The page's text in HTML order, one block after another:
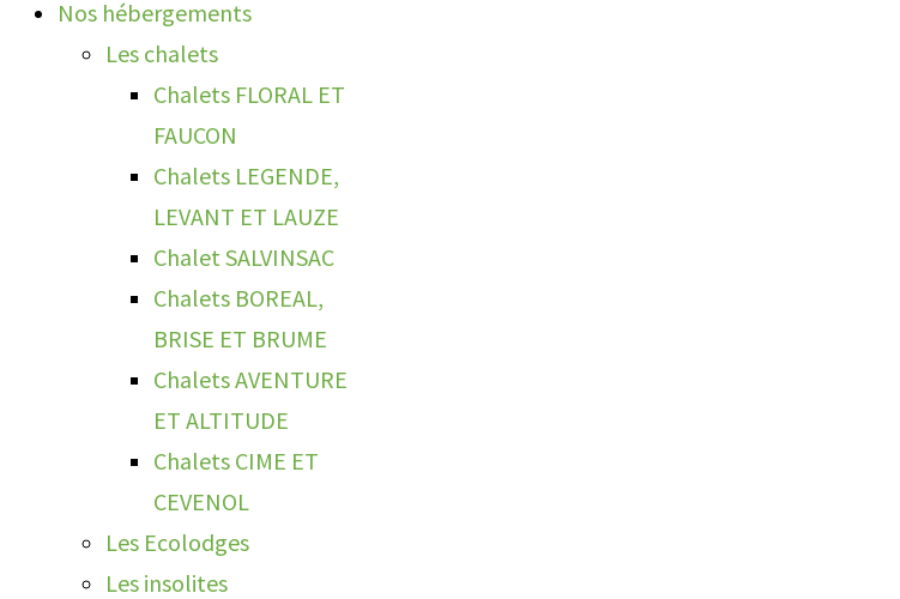
Nos hébergements
Les chalets
Chalets FLORAL ET
FAUCON
Chalets LEGENDE,
LEVANT ET LAUZE
Chalet SALVINSAC
Chalets BOREAL,
BRISE ET BRUME
Chalets AVENTURE
ET ALTITUDE
Chalets CIME ET
CEVENOL
Les Ecolodges
Les insolites